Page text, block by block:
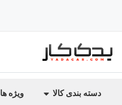
دسته بندی کالا ویژه ها